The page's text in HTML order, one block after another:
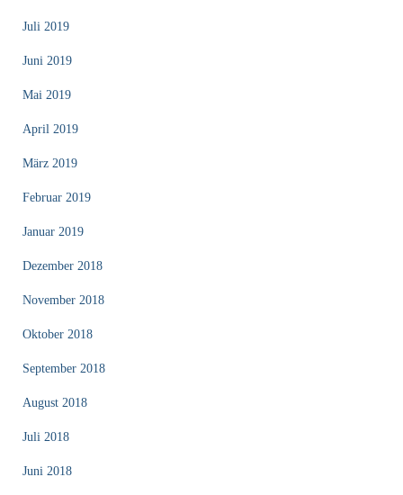
Juli 2019
Juni 2019
Mai 2019
April 2019
März 2019
Februar 2019
Januar 2019
Dezember 2018
November 2018
Oktober 2018
September 2018
August 2018
Juli 2018
Juni 2018